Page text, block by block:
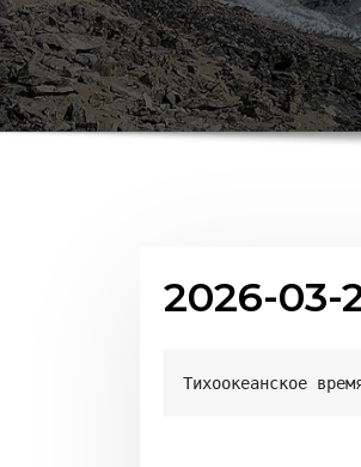
2026-03-
Тихоокеанское